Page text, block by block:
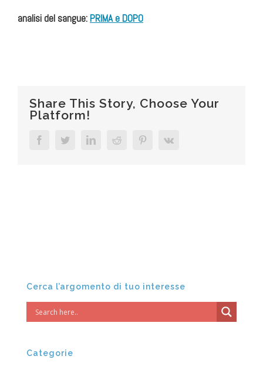
analisi del sangue:PRIMA e DOPO
Share This Story, Choose Your
Platform!
FacebookTwitterLinkedInReddit PinterestVk
Cerca l’argomento di tuo interesse
Categorie